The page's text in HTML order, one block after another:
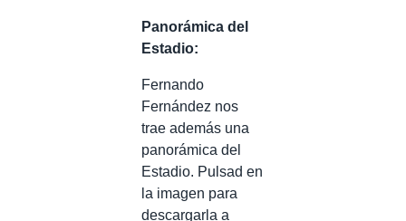
Panorámica del
Estadio:
Fernando
Fernández nos
trae además una
panorámica del
Estadio. Pulsad en
la imagen para
descargarla a